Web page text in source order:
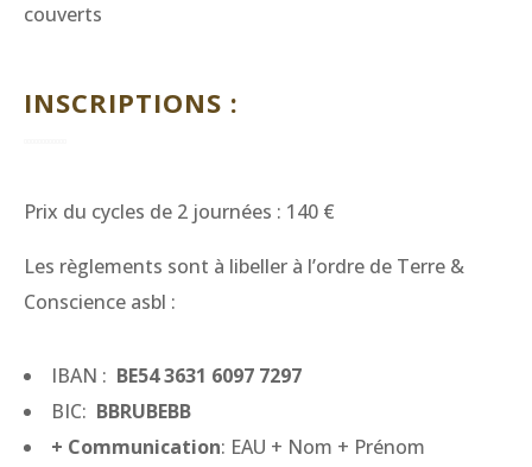
couverts
INSCRIPTIONS :
Prix du cycles de 2 journées : 140 €
Les règlements sont à libeller à l’ordre de Terre &
Conscience asbl :
IBAN : BE54 3631 6097 7297
BIC: BBRUBEBB
+ Communication: EAU + Nom + Prénom